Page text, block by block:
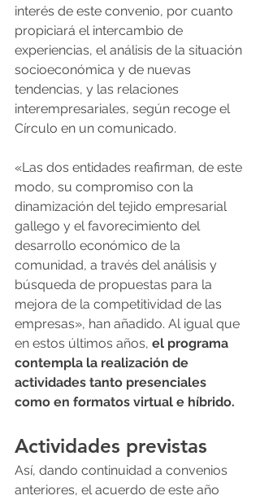
interés de este convenio, por cuanto
propiciará el intercambio de
experiencias, el análisis de la situación
socioeconómica y de nuevas
tendencias, y las relaciones
interempresariales, según recoge el
Círculo en un comunicado.
«Las dos entidades reafirman, de este
modo, su compromiso con la
dinamización del tejido empresarial
gallego y el favorecimiento del
desarrollo económico de la
comunidad, a través del análisis y
búsqueda de propuestas para la
mejora de la competitividad de las
empresas», han añadido. Al igual que
en estos últimos años, el programa
contempla la realización de
actividades tanto presenciales
como en formatos virtual e híbrido.
Actividades previstas
Así, dando continuidad a convenios
anteriores, el acuerdo de este año